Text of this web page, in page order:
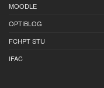
MOODLE
OPTIBLOG
FCHPT STU
IFAC